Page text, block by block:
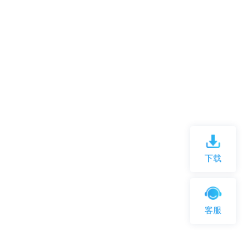
下载
客服